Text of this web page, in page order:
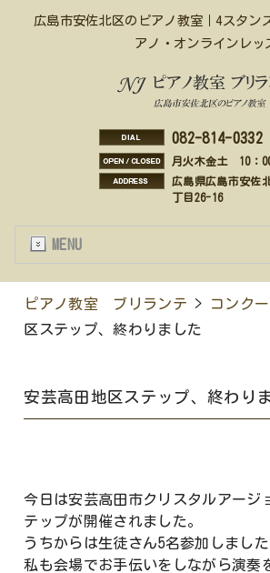
広島市安佐北区のピアノ教室｜4スタン
アノ・オンラインレッ
082-814-0332
月火木金土 10：
広島県広島市安佐
丁目26-16
MENU
ピアノ教室 ブリランテ > コンク
区ステップ、終わりました
安芸高田地区ステップ、終わり
今日は安芸高田市クリスタルアージ
テップが開催されました。
うちからは生徒さん5名参加しまし
私も会場でお手伝いをしながら演奏